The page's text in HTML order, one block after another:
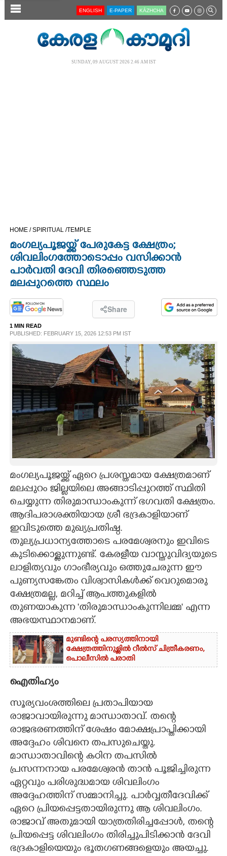
SECTIONS
OPINION
LIFESTYLE
SPIRITUAL
INFO+
ART
ASTRO
CARTOONS
LITERATURE
ZOOM
CONTACT US
ENGLISH E-PAPER KĀZHCHA
SUNDAY, 09 AUGUST 2026 2.46 AM IST
HOME /SPIRITUAL /TEMPLE
മംഗല്യപൂജയ്ക്ക് പേരുകേട്ട ക്ഷേത്രം;
ശിവലിംഗത്തോടൊപ്പം വസിക്കാൻ
പാർവതി ദേവി തിരഞ്ഞെടുത്ത
മലപ്പുറത്തെ സ്ഥലം
Share
1 MIN READ
PUBLISHED: FEBRUARY 15, 2026 12:53 PM IST
മംഗല്യപൂജയ്ക്ക് ഏറെ പ്രശസ്തമായ ക്ഷേത്രമാണ്
മലപ്പുറം ജില്ലയിലെ അങ്ങാടിപ്പുറത്ത് സ്ഥിതി
ചെയ്യുന്ന തിരുമാന്ധാംകുന്ന് ഭഗവതി ക്ഷേത്രം.
ആദിപരാശക്തിയായ ശ്രീ ഭദ്രകാളിയാണ്
ഇവിടുത്തെ മുഖ്യപ്രതിഷ്ഠ.
തുല്യപ്രധാന്യത്തോടെ പരമേശ്വരനും ഇവിടെ
കുടിക്കൊള്ളുന്നുണ്ട്. കേരളീയ വാസ്തുവിദ്യയുടെ
ലാളിത്യവും ഗാംഭീര്യവും ഒത്തുചേരുന്ന ഈ
പുണ്യസങ്കേതം വിശ്വാസികൾക്ക് വെറുമൊരു
ക്ഷേത്രമല്ല, മറിച്ച് ആപത്തുകളിൽ
തുണയാകുന്ന 'തിരുമാന്ധാംകുന്നിലമ്മ' എന്ന
അഭയസ്ഥാനമാണ്.
മുണ്ടിന്റെ പരസ്യത്തിനായി
ക്ഷേത്രത്തിനുള്ളിൽ റീൽസ് ചിത്രീകരണം,
പൊലീസിൽ പരാതി
ഐതിഹ്യം
സൂര്യവംശത്തിലെ പ്രതാപിയായ
രാജാവായിരുന്നു മാന്ധാതാവ്. തന്റെ
രാജഭരണത്തിന് ശേഷം മോക്ഷപ്രാപ്തിക്കായി
അദ്ദേഹം ശിവനെ തപസുചെയ്തു.
മാന്ധാതാവിന്റെ കഠിന തപസിൽ
പ്രസന്നനായ പരമേശ്വരൻ താൻ പൂജിച്ചിരുന്ന
ഏറ്റവും പരിശുദ്ധമായ ശിവലിംഗം
അദ്ദേഹത്തിന് സമ്മാനിച്ചു. പാർവ്വതീദേവിക്ക്
ഏറെ പ്രിയപ്പെട്ടതായിരുന്നു ആ ശിവലിംഗം.
രാജാവ് അതുമായി യാത്രതിരിച്ചപ്പോൾ, തന്റെ
പ്രിയപ്പെട്ട ശിവലിംഗം തിരിച്ചുപിടിക്കാൻ ദേവി
ഭദ്രകാളിയെയും ഭൂതഗണങ്ങളെയും അയച്ചു.